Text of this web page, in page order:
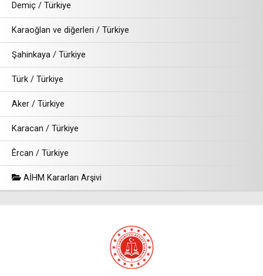
Demiç / Türkiye
Karaoğlan ve diğerleri / Türkiye
Şahinkaya / Türkiye
Türk / Türkiye
Aker / Türkiye
Karacan / Türkiye
Êrcan / Türkiye
AİHM Kararları Arşivi